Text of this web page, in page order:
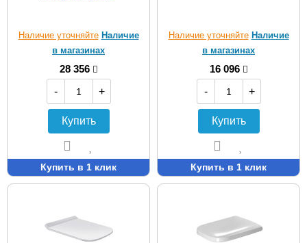
Наличие уточняйте Наличие
в магазинах
28 356
-
+
Купить
Купить в 1 клик
Наличие уточняйте Наличие
в магазинах
16 096
-
+
Купить
Купить в 1 клик